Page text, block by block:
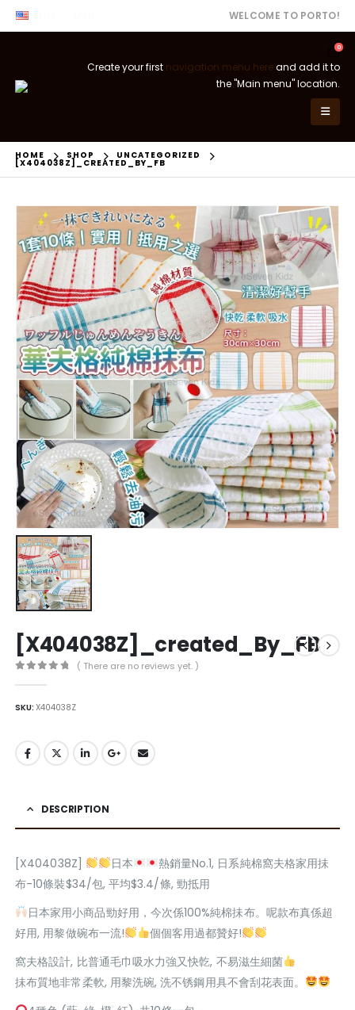
WELCOME TO PORTO!
0
Create your first navigation menu hereand add it to
the "Main menu" location.
HOME SHOP UNCATEGORIZED
[X404038Z]_CREATED_BY_FB
[X404038Z]_created_By_FB
( There are no reviews yet. )
SKU:X404038Z
DESCRIPTION
[X404038Z] 日本
熱銷量No.1, 日系純棉窩夫格家用抺
布-10條裝$34/包, 平均$3.4/條, 勁抵用
日本家用小商品勁好用，今次係100%純棉抺布。呢款布真係超
好用, 用黎做碗布一流!
個個客用過都贊好!
窩夫格設計, 比普通毛巾吸水力強又快亁, 不易滋生細菌
抺布質地非常柔軟, 用黎洗碗, 洗不锈鋼用具不會刮花表面。